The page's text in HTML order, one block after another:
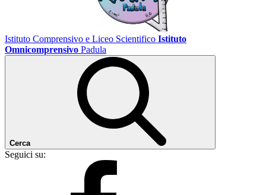
Istituto Comprensivo e Liceo Scientifico Istituto
Omnicomprensivo Padula
Cerca
Seguici su: